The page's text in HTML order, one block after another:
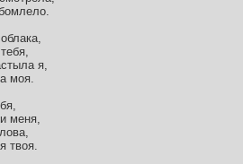
я,
моя.
меня,
твоя.